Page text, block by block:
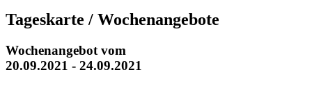
Tageskarte / Wochenangebote
Wochenangebot vom
20.09.2021 - 24.09.2021